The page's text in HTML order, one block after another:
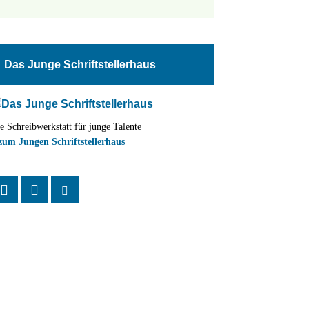
Das Junge Schriftstellerhaus
Schreibwerkstatt für junge Talente
Jungen Schriftstellerhaus